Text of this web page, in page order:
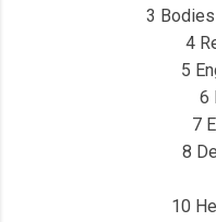
3
4
5
6
7
8
10